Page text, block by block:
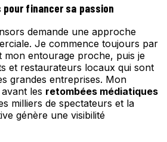
financer sa passion
demande une approche
Je commence toujours par
mon entourage proche, puis je
et restaurateurs locaux qui sont
grandes entreprises. Mon
les retombées médiatiques
milliers de spectateurs et la
génère une visibilité